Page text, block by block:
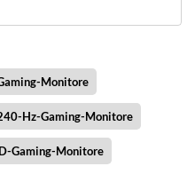
Monitore
Hz-Gaming-Monitore
Gaming-Monitore